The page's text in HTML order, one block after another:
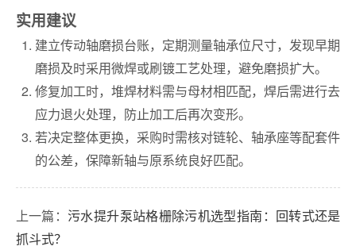
实用建议
建立传动轴磨损台账，定期测量轴承位尺寸，发现早期
磨损及时采用微焊或刷镀工艺处理，避免磨损扩大。
修复加工时，堆焊材料需与母材相匹配，焊后需进行去
应力退火处理，防止加工后再次变形。
若决定整体更换，采购时需核对链轮、轴承座等配套件
的公差，保障新轴与原系统良好匹配。
上一篇： 污水提升泵站格栅除污机选型指南：回转式还是
抓斗式？